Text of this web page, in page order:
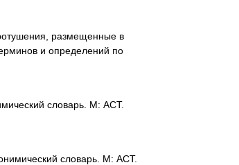
размещенные в
и определений по
словарь. М: АСТ.
словарь. М: АСТ.